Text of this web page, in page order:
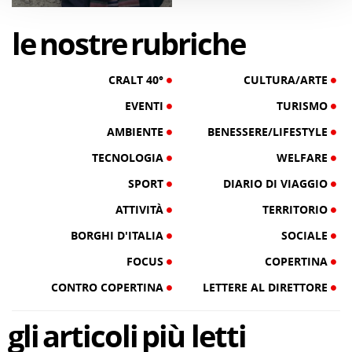
lenostrerubriche
CRALT 40°
CULTURA/ARTE
EVENTI
TURISMO
AMBIENTE
BENESSERE/LIFESTYLE
TECNOLOGIA
WELFARE
SPORT
DIARIO DI VIAGGIO
ATTIVITÀ
TERRITORIO
BORGHI D'ITALIA
SOCIALE
FOCUS
COPERTINA
CONTRO COPERTINA
LETTERE AL DIRETTORE
gliarticolipiù letti